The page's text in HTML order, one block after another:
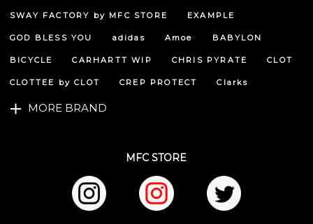
SWAY FACTORY by MFC STORE EXAMPLE
GOD BLESS YOU adidas Amoe BABYLON
BICYCLE CARHARTT WIP CHRIS PYRATE CLOT
CLOTTEE by CLOT CREP PROTECT Clarks
MORE BRAND
MFC STORE